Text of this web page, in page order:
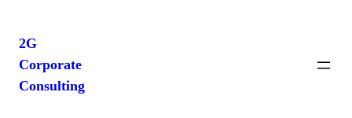
Saltar
2G
Corporate
Consulting